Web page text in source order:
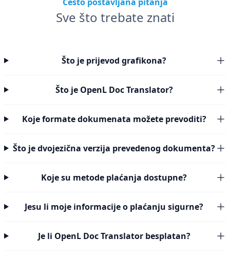
Sve što trebate znati
Što je prijevod grafikona?
Što je OpenL Doc Translator?
Koje formate dokumenata možete prevoditi?
Što je dvojezična verzija prevedenog dokumenta?
Koje su metode plaćanja dostupne?
Jesu li moje informacije o plaćanju sigurne?
Je li OpenL Doc Translator besplatan?